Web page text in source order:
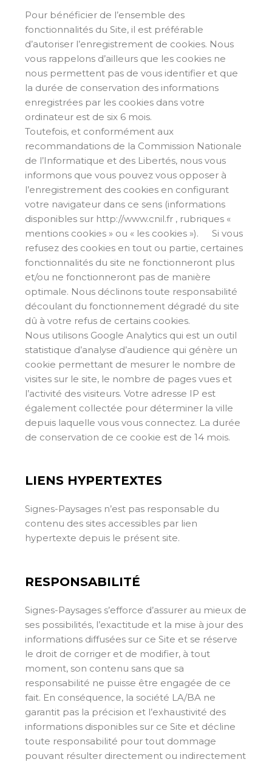
Pour bénéficier de l’ensemble des
fonctionnalités du Site, il est préférable
d’autoriser l’enregistrement de cookies. Nous
vous rappelons d’ailleurs que les cookies ne
nous permettent pas de vous identifier et que
la durée de conservation des informations
enregistrées par les cookies dans votre
ordinateur est de six 6 mois.
Toutefois, et conformément aux
recommandations de la Commission Nationale
de l’Informatique et des Libertés, nous vous
informons que vous pouvez vous opposer à
l’enregistrement des cookies en configurant
votre navigateur dans ce sens (informations
disponibles sur http://www.cnil.fr , rubriques «
mentions cookies » ou « les cookies »). Si vous
refusez des cookies en tout ou partie, certaines
fonctionnalités du site ne fonctionneront plus
et/ou ne fonctionneront pas de manière
optimale. Nous déclinons toute responsabilité
découlant du fonctionnement dégradé du site
dû à votre refus de certains cookies.
Nous utilisons Google Analytics qui est un outil
statistique d’analyse d’audience qui génère un
cookie permettant de mesurer le nombre de
visites sur le site, le nombre de pages vues et
l’activité des visiteurs. Votre adresse IP est
également collectée pour déterminer la ville
depuis laquelle vous vous connectez. La durée
de conservation de ce cookie est de 14 mois.
LIENS HYPERTEXTES
Signes-Paysages n’est pas responsable du
contenu des sites accessibles par lien
hypertexte depuis le présent site.
RESPONSABILITÉ
Signes-Paysages s’efforce d’assurer au mieux de
ses possibilités, l’exactitude et la mise à jour des
informations diffusées sur ce Site et se réserve
le droit de corriger et de modifier, à tout
moment, son contenu sans que sa
responsabilité ne puisse être engagée de ce
fait. En conséquence, la société LA/BA ne
garantit pas la précision et l’exhaustivité des
informations disponibles sur ce Site et décline
toute responsabilité pour tout dommage
pouvant résulter directement ou indirectement